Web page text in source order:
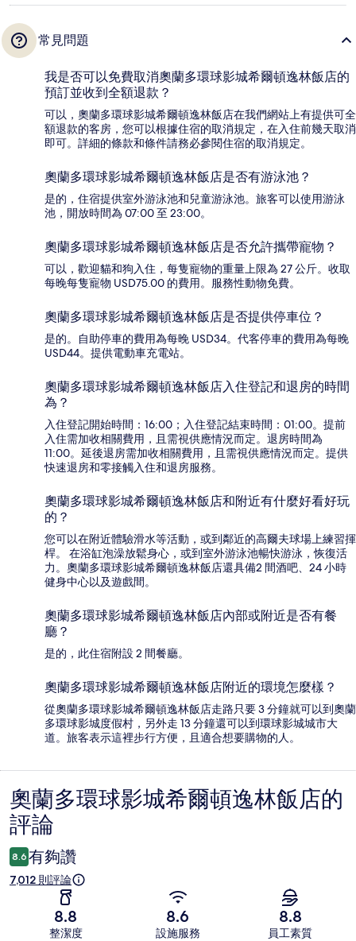
常見問題
我是否可以免費取消奧蘭多環球影城希爾頓逸林飯店的
預訂並收到全額退款？
可以，奧蘭多環球影城希爾頓逸林飯店在我們網站上有提供可全
額退款的客房，您可以根據住宿的取消規定，在入住前幾天取消
即可。詳細的條款和條件請務必參閱住宿的取消規定。
奧蘭多環球影城希爾頓逸林飯店是否有游泳池？
是的，住宿提供室外游泳池和兒童游泳池。旅客可以使用游泳
池，開放時間為 07:00 至 23:00。
奧蘭多環球影城希爾頓逸林飯店是否允許攜帶寵物？
可以，歡迎貓和狗入住，每隻寵物的重量上限為 27 公斤。收取
每晚每隻寵物 USD75.00 的費用。服務性動物免費。
奧蘭多環球影城希爾頓逸林飯店是否提供停車位？
是的。自助停車的費用為每晚 USD34。代客停車的費用為每晚
USD44。提供電動車充電站。
奧蘭多環球影城希爾頓逸林飯店入住登記和退房的時間
為？
入住登記開始時間：16:00；入住登記結束時間：01:00。提前
入住需加收相關費用，且需視供應情況而定。退房時間為
11:00。延後退房需加收相關費用，且需視供應情況而定。提供
快速退房和零接觸入住和退房服務。
奧蘭多環球影城希爾頓逸林飯店和附近有什麼好看好玩
的？
您可以在附近體驗滑水等活動，或到鄰近的高爾夫球場上練習揮
桿。 在浴缸泡澡放鬆身心，或到室外游泳池暢快游泳，恢復活
力。奧蘭多環球影城希爾頓逸林飯店還具備2 間酒吧、24 小時
健身中心以及遊戲間。
奧蘭多環球影城希爾頓逸林飯店內部或附近是否有餐
廳？
是的，此住宿附設 2 間餐廳。
奧蘭多環球影城希爾頓逸林飯店附近的環境怎麼樣？
從奧蘭多環球影城希爾頓逸林飯店走路只要 3 分鐘就可以到奧蘭
多環球影城度假村，另外走 13 分鐘還可以到環球影城城市大
道。旅客表示這裡步行方便，且適合想要購物的人。
評
論
奧蘭多環球影城希爾頓逸林飯店的
評論
8.6 有夠讚
7,012 則評論
8.8
整潔度
8.6
設施服務
8.8
員工素質